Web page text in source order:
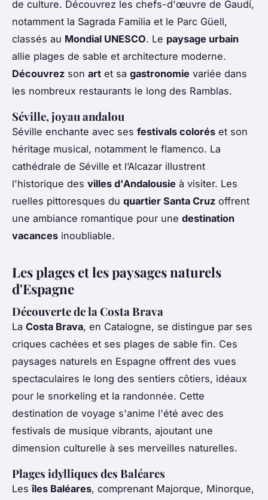
de culture. Découvrez les chefs-d'œuvre de Gaudí,
notamment la Sagrada Familia et le Parc Güell,
classés au Mondial UNESCO. Le paysage urbain
allie plages de sable et architecture moderne.
Découvrez son art et sa gastronomie variée dans
les nombreux restaurants le long des Ramblas.
Séville, joyau andalou
Séville enchante avec ses festivals colorés et son
héritage musical, notamment le flamenco. La
cathédrale de Séville et l’Alcazar illustrent
l'historique des villes d'Andalousie à visiter. Les
ruelles pittoresques du quartier Santa Cruz offrent
une ambiance romantique pour une destination
vacances inoubliable.
Les plages et les paysages naturels
d'Espagne
Découverte de la Costa Brava
La Costa Brava, en Catalogne, se distingue par ses
criques cachées et ses plages de sable fin. Ces
paysages naturels en Espagne offrent des vues
spectaculaires le long des sentiers côtiers, idéaux
pour le snorkeling et la randonnée. Cette
destination de voyage s'anime l'été avec des
festivals de musique vibrants, ajoutant une
dimension culturelle à ses merveilles naturelles.
Plages idylliques des Baléares
Lesîles Baléares, comprenant Majorque, Minorque,